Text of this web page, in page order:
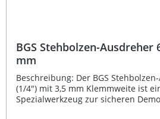
BGS Stehbolzen-Ausdreher
mm
Beschreibung: Der BGS
(1/4") mit 3,5 mm Klemmweite ist
Spezialwerkzeug zur sicheren